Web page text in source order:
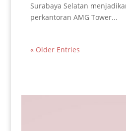
Surabaya Selatan
perkantoran AMG Tower...
« Older Entries